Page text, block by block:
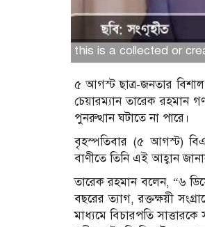
this is a collected or
৫ আগস্ট ছাত্র-জনতার
চেয়ারম্যান তারেক রহমান
পুনরুত্থান ঘটাতে না পারে।
বৃহস্পতিবার (৫ আগস্ট)
বাণীতে তিনি এই আহ্বান
তারেক রহমান বলেন, “৬
বছরের ত্যাগ, রক্তক্ষয়ী
মাধ্যমে বিচারপতি